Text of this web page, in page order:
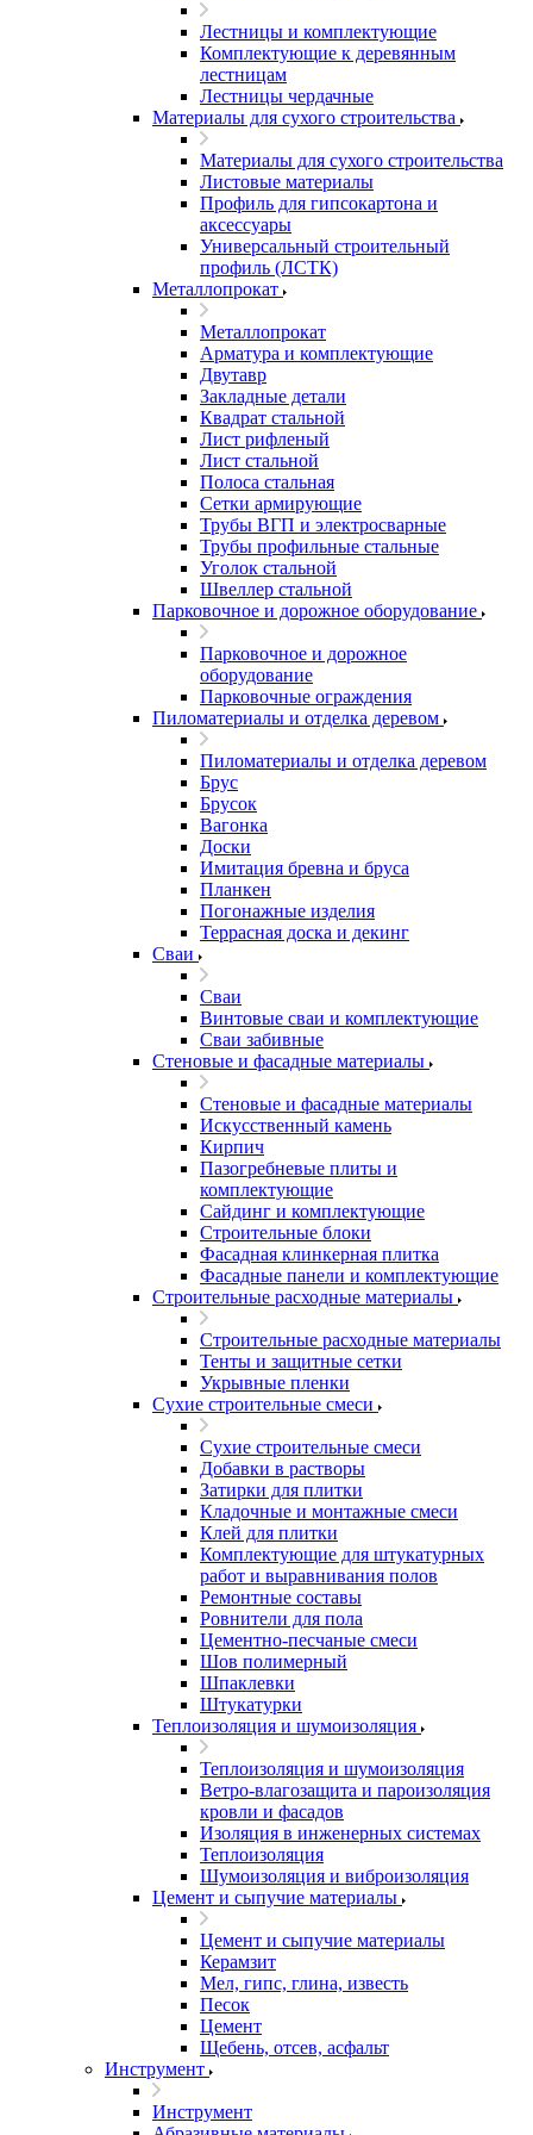
Лестницы и комплектующие
Комплектующие к деревянным
лестницам
Лестницы чердачные
Материалы для сухого строительства
Материалы для сухого строительства
Листовые материалы
Профиль для гипсокартона и
аксессуары
Универсальный строительный
профиль (ЛСТК)
Металлопрокат
Металлопрокат
Арматура и комплектующие
Двутавр
Закладные детали
Квадрат стальной
Лист рифленый
Лист стальной
Полоса стальная
Сетки армирующие
Трубы ВГП и электросварные
Трубы профильные стальные
Уголок стальной
Швеллер стальной
Парковочное и дорожное оборудование
Парковочное и дорожное
оборудование
Парковочные ограждения
Пиломатериалы и отделка деревом
Пиломатериалы и отделка деревом
Брус
Брусок
Вагонка
Доски
Имитация бревна и бруса
Планкен
Погонажные изделия
Террасная доска и декинг
Сваи
Сваи
Винтовые сваи и комплектующие
Сваи забивные
Стеновые и фасадные материалы
Стеновые и фасадные материалы
Искусственный камень
Кирпич
Пазогребневые плиты и
комплектующие
Сайдинг и комплектующие
Строительные блоки
Фасадная клинкерная плитка
Фасадные панели и комплектующие
Строительные расходные материалы
Строительные расходные материалы
Тенты и защитные сетки
Укрывные пленки
Сухие строительные смеси
Сухие строительные смеси
Добавки в растворы
Затирки для плитки
Кладочные и монтажные смеси
Клей для плитки
Комплектующие для штукатурных
работ и выравнивания полов
Ремонтные составы
Ровнители для пола
Цементно-песчаные смеси
Шов полимерный
Шпаклевки
Штукатурки
Теплоизоляция и шумоизоляция
Теплоизоляция и шумоизоляция
Ветро-влагозащита и пароизоляция
кровли и фасадов
Изоляция в инженерных системах
Теплоизоляция
Шумоизоляция и виброизоляция
Цемент и сыпучие материалы
Цемент и сыпучие материалы
Керамзит
Мел, гипс, глина, известь
Песок
Цемент
Щебень, отсев, асфальт
Инструмент
Инструмент